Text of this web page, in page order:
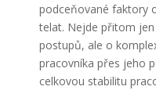
podceňované faktory
telat. Nejde přitom
postupů, ale o
pracovníka přes jeho
celkovou stabilitu